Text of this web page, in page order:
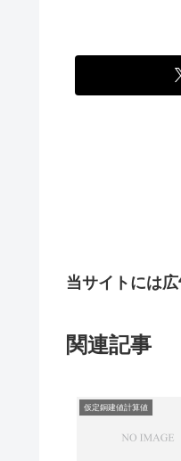
当サイトには広
関連記事
仮定銅建値計算値